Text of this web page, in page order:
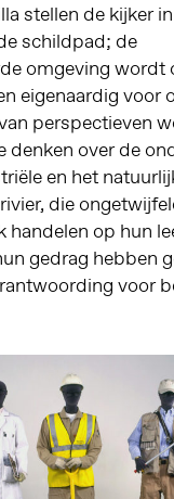
stellen de kijker
schildpad; de
omgeving wordt
eigenaardig voor
perspectieven
denken over de
en het
die
handelen op hun
gedrag hebben
voor